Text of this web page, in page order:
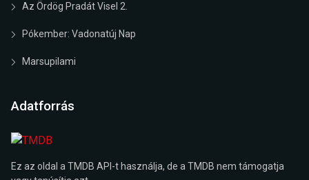
Az Ördög Pradát Visel 2.
Pókember: Vadonatúj Nap
Marsupilami
Adatforrás
Ez az oldal a TMDB API-t használja, de a TMDB nem támogatja